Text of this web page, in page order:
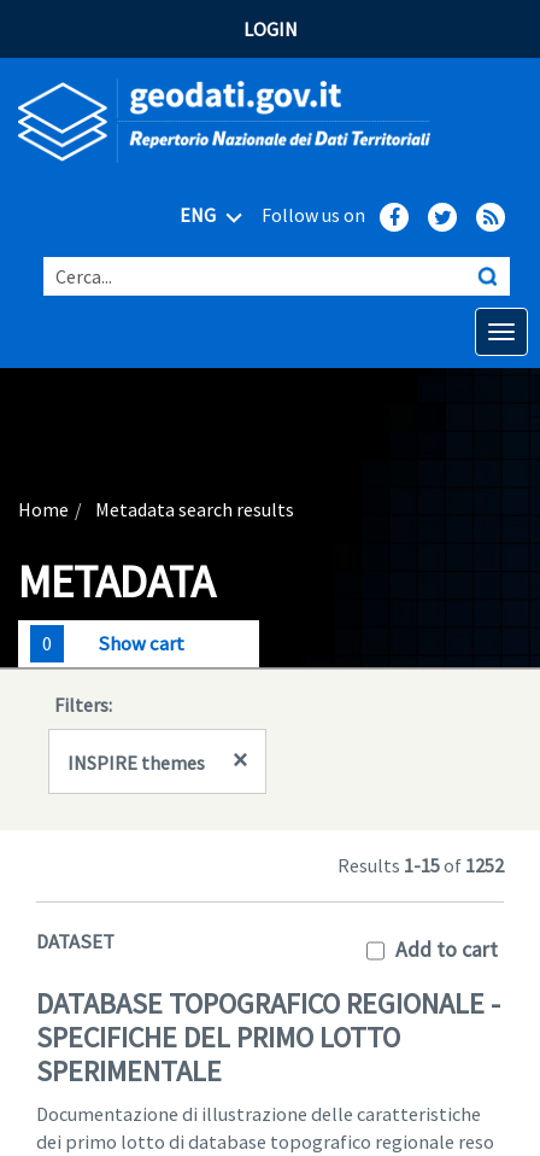
LOGIN
ENG Follow us on
Cerca...
Open
Advanced search
Geodata
Documents
News
Geoviewer
Tools
Home Metadata search results
METADATA
0 Show cart
Filters:
INSPIRE themes ×
Results 1-15of 1252
DATASET Add to cart
DATABASE TOPOGRAFICO REGIONALE -
SPECIFICHE DEL PRIMO LOTTO
SPERIMENTALE
Documentazione di illustrazione delle caratteristiche
dei primo lotto di database topografico regionale reso